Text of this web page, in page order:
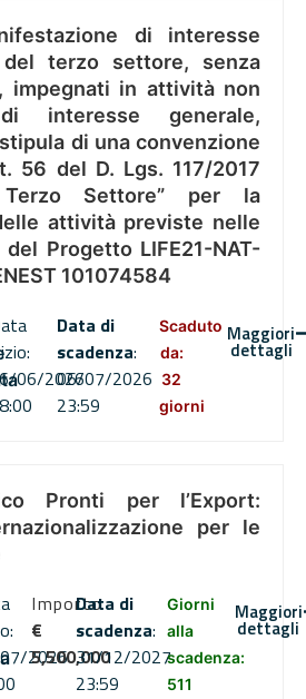
di interesse
terzo settore, senza
impegnati in attività non
interesse generale,
di una convenzione
56 del D. Lgs. 117/2017
Settore” per la
attività previste nelle
Progetto LIFE21-NAT-
101074584
06/2026
Data di
scadenza:
06/07/2026
23:59
Scaduto
da:
32
giorni
Maggiori
dettagli
Pronti per l’Export:
per le
2026
Importo
€
5,500,000
Data di
scadenza:
31/12/2027
23:59
Giorni
alla
scadenza:
511
Maggiori
dettagli